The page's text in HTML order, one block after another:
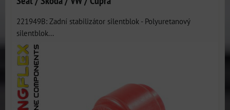
221949B: Zadní stabilizátor silentblok - Polyuretanový
silentblok...